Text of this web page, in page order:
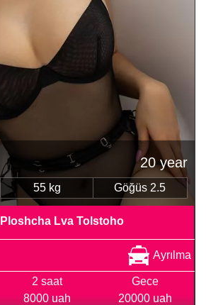
20 year
55 kg Göğüs 2.5
Ploshcha Lva Tolstoho
Ayrılma
2 saat
8000 uah
Gece
20000 uah